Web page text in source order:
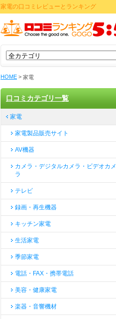
家電の口コミレビューとランキング
HOME > 家電
口コミカテゴリ一覧
家電
家電製品販売サイト
AV機器
カメラ・デジタルカメラ・ビデオカメ
ラ
テレビ
録画・再生機器
キッチン家電
生活家電
季節家電
電話・FAX・携帯電話
美容・健康家電
楽器・音響機材